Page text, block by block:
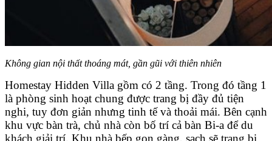
Không gian nội thất thoáng mát, gần gũi với thiên nhiên
Homestay Hidden Villa gồm có 2 tầng. Trong đó tầng 1
là phòng sinh hoạt chung được trang bị đầy đủ tiện
nghi, tuy đơn giản nhưng tinh tế và thoải mái. Bên cạnh
khu vực bàn trà, chủ nhà còn bố trí cả bàn Bi-a để du
khách giải trí. Khu nhà bếp gọn gàng, sạch sẽ trang bị